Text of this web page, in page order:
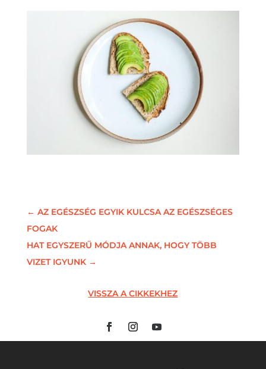
← AZ EGÉSZSÉG EGYIK KULCSA AZ EGÉSZSÉGES
FOGAK
HAT EGYSZERŰ MÓDJA ANNAK, HOGY TÖBB
VIZET IGYUNK→
VISSZA A CIKKEKHEZ